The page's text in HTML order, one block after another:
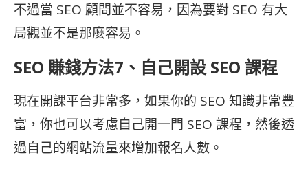
不過當 SEO 顧問並不容易，因為要對 SEO 有大
局觀並不是那麼容易。
SEO 賺錢方法7、自己開設 SEO 課程
現在開課平台非常多，如果你的 SEO 知識非常豐
富，你也可以考慮自己開一門 SEO 課程，然後透
過自己的網站流量來增加報名人數。